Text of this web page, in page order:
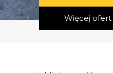
Więcej ofert